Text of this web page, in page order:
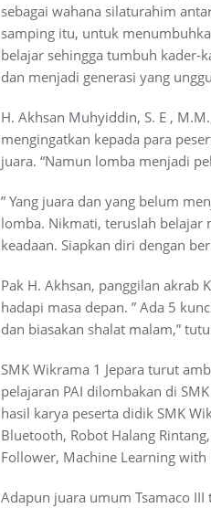
sebagai wahana silaturahim
samping itu, untuk
belajar sehingga tumbuh kader-
dan menjadi generasi yang
H. Akhsan Muhyiddin, S. E ,
mengingatkan kepada para
juara. “Namun lomba menjadi
” Yang juara dan yang belum
lomba. Nikmati, teruslah belajar
keadaan. Siapkan diri dengan
Pak H. Akhsan, panggilan akrab
hadapi masa depan. ” Ada 5
dan biasakan shalat malam,”
SMK Wikrama 1 Jepara turut
pelajaran PAI dilombakan di
hasil karya peserta didik SMK
Bluetooth, Robot Halang
Follower, Machine Learning
Adapun juara umum Tsamaco